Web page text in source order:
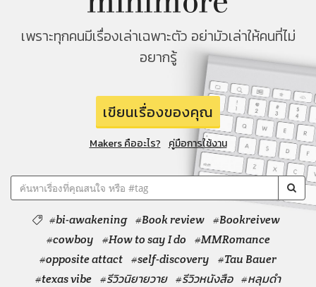
เพราะทุกคนมีเรื่องเล่าเฉพาะตัว อย่ามัวเล่าให้คนที่ไม่
อยากรู้
เขียนเรื่องของคุณ
Makers คืออะไร? คู่มือการใช้งาน
#bi-awakening #Book review #Bookreivew
#cowboy
#How to say I do
#MMRomance
#opposite attact #self-discovery
#Tau Bauer
#texas vibe #รีวิวนิยายวาย #รีวิวหนังสือ #หลุมดำ